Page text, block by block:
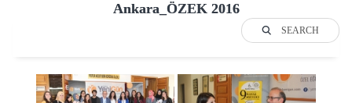
Ankara_ÖZEK 2016
SEARCH